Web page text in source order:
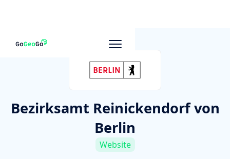
Zu anderen Unternehmen
Bezirksamt Reinickendorf von
Berlin
Website